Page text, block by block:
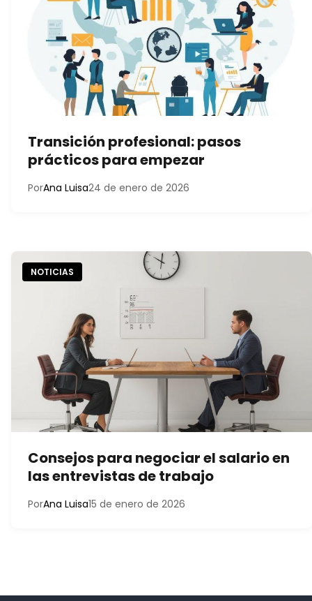
Transición profesional: pasos
prácticos para empezar
PorAna Luisa24 de enero de 2026
NOTICIAS
Consejos para negociar el salario en
las entrevistas de trabajo
PorAna Luisa15 de enero de 2026